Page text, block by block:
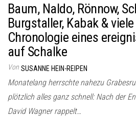
Baum, Naldo, Rönnow,
Burgstaller, Kabak &
Chronologie eines
auf Schalke
Von SUSANNE HEIN-REIPEN
Monatelang herrschte nahezu
plötzlich alles ganz schnell: Nach der
David Wagner rappelt…